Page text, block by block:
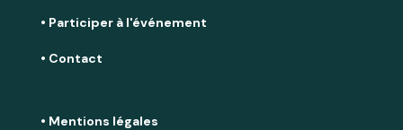
• Participer à l'événement
• Contact
• Mentions légales